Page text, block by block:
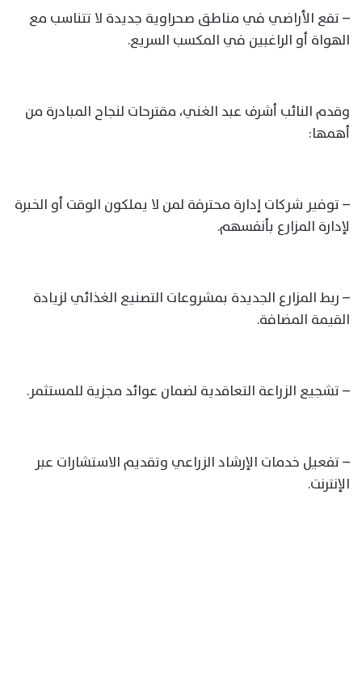
– تقع الأراضي في مناطق صحراوية جديدة لا تتناسب مع
الهواة أو الراغبين في المكسب السريع.
وقدم النائب أشرف عبد الغني، مقترحات لنجاح المبادرة من
أهمها:
– توفير شركات إدارة محترفة لمن لا يملكون الوقت أو الخبرة
لإدارة المزارع بأنفسهم.
– ربط المزارع الجديدة بمشروعات التصنيع الغذائي لزيادة
القيمة المضافة.
– تشجيع الزراعة التعاقدية لضمان عوائد مجزية للمستثمر.
– تفعيل خدمات الإرشاد الزراعي وتقديم الاستشارات عبر
الإنترنت.